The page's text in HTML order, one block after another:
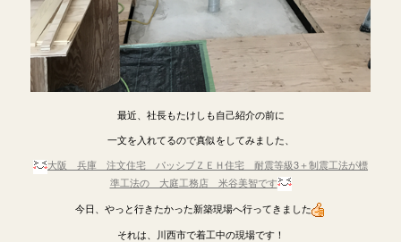
最近、社長もたけしも自己紹介の前に
一文を入れてるので真似をしてみました、
大阪 兵庫 注文住宅 パッシブＺＥＨ住宅 耐震等級3＋制震工法が標
準工法の 大庭工務店 米谷美智です
今日、やっと行きたかった新築現場へ行ってきました
それは、川西市で着工中の現場です！